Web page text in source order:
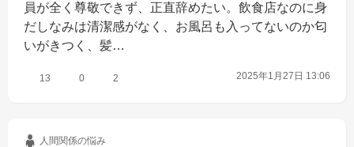
員が全く尊敬できず、正直辞めたい。飲食店なのに身
だしなみは清潔感がなく、お風呂も入ってないのか匂
いがきつく、髪…
13 0 2 2025年1月27日 13:06
人間関係の悩み